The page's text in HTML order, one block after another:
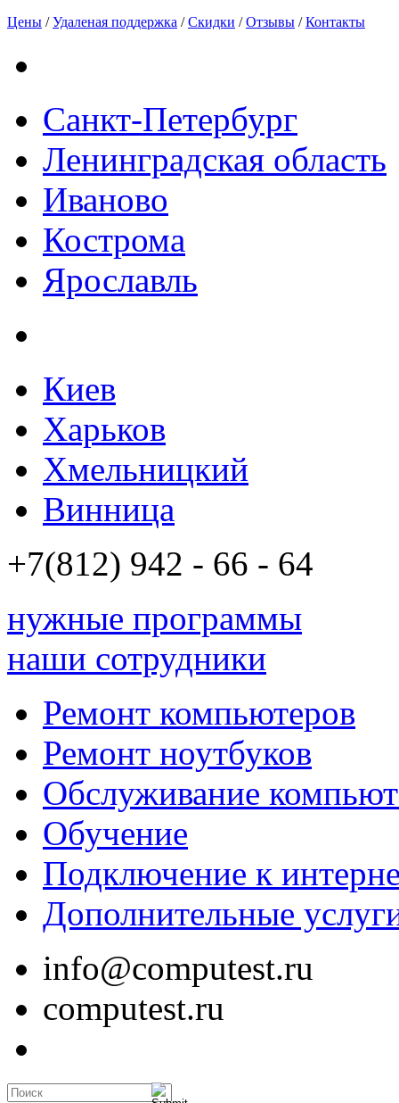
Цены /Удаленая поддержка /Скидки /Отзывы /Контакты
Санкт-Петербург
Ленинградская область
Иваново
Кострома
Ярославль
Киев
Харьков
Хмельницкий
Винница
+7(812) 942 - 66 - 64
нужные программы
наши сотрудники
Ремонт компьютеров
Ремонт ноутбуков
Обслуживание
Обучение
Подключение к
Дополнительные
info@computest.ru
computest.ru